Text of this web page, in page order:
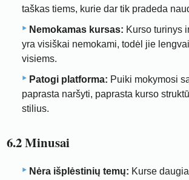
taškas tiems, kurie dar tik pradeda
Nemokamas kursas: Kurso turinys
yra visiškai nemokami, todėl jie
visiems.
Patogi platforma: Puiki mokymosi
paprasta naršyti, paprasta kurso
stilius.
6.2 Minusai
Nėra išplėstinių temų: Kurse